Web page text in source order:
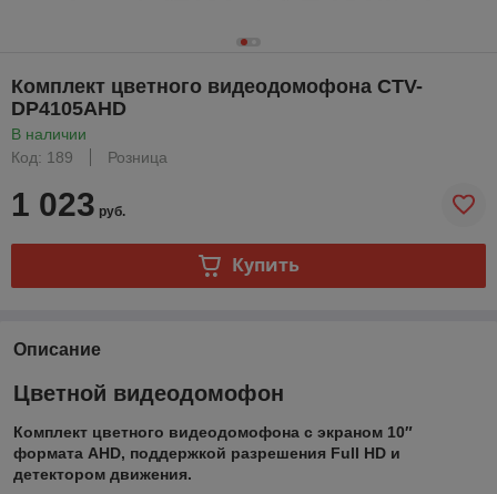
Комплект цветного видеодомофона CTV-
DP4105AHD
В наличии
Код: 189
Розница
1 023 руб.
Купить
Описание
Цветной видеодомофон
Комплект цветного видеодомофона с экраном 10″
формата AHD, поддержкой разрешения Full HD и
детектором движения.